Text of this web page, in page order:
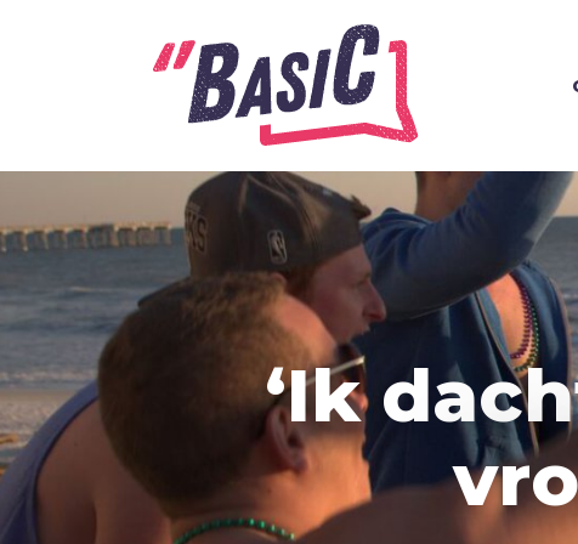
Alle onderwerpen
A
Advent
Ambitie
Antisemitisme
Beproeving
‘Ik